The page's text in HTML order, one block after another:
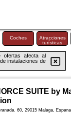
Coches
Atracciones
turísticas
ofertas afecta al
instalaciones de
SUITE by
60, 29015 Malaga, Espana